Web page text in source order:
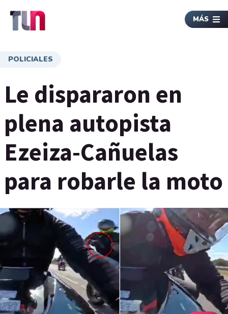
MÁS
POLICIALES
Le dispararon en
plena autopista
Ezeiza-Cañuelas
para robarle la moto